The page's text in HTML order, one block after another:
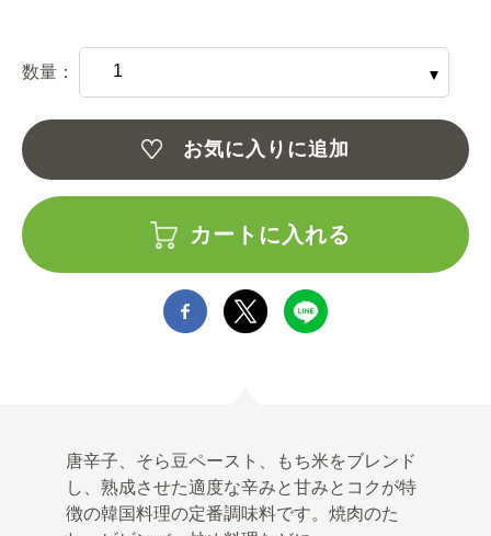
数量：
お気に入りに追加
カートに入れる
唐辛子、そら豆ペースト、もち米をブレンド
し、熟成させた適度な辛みと甘みとコクが特
徴の韓国料理の定番調味料です。焼肉のた